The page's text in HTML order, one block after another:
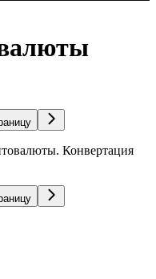
Конвертация